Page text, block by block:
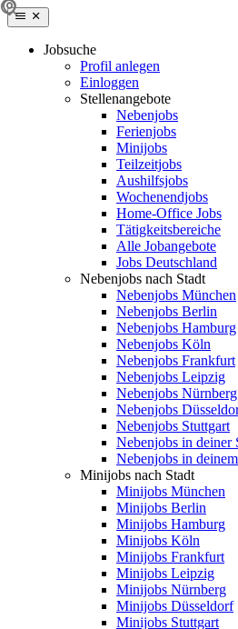
Jobsuche
Profil anlegen
Einloggen
Stellenangebote
Nebenjobs
Ferienjobs
Minijobs
Teilzeitjobs
Aushilfsjobs
Wochenendjobs
Home-Office Jobs
Tätigkeitsbereiche
Alle Jobangebote
Jobs Deutschland
Nebenjobs nach Stadt
Nebenjobs München
Nebenjobs Berlin
Nebenjobs Hamburg
Nebenjobs Köln
Nebenjobs Frankfurt
Nebenjobs Leipzig
Nebenjobs Nürnberg
Nebenjobs
Nebenjobs Stuttgart
Nebenjobs in deiner
Nebenjobs in
Minijobs nach Stadt
Minijobs München
Minijobs Berlin
Minijobs Hamburg
Minijobs Köln
Minijobs Frankfurt
Minijobs Leipzig
Minijobs Nürnberg
Minijobs Düsseldorf
Minijobs Stuttgart